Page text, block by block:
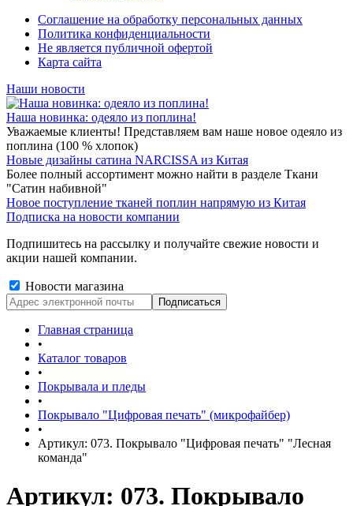
Соглашение на обработку персональных данных
Политика конфиденциальности
Не является публичной офертой
Карта сайта
Наши новости
Наша новинка: одеяло из поплина!
Уважаемые клиенты! Представляем вам наше новое одеяло из
поплина (100 % хлопок)
Новые дизайны сатина NARCISSA из Китая
Более полный ассортимент можно найти в разделе Ткани
"Сатин набивной"
Новое поступление тканей поплин напрямую из Китая
Подписка на новости компании
Подпишитесь на рассылку и получайте свежие новости и
акции нашей компании.
Новости магазина
Главная страница
•
Каталог товаров
•
Покрывала и пледы
•
Покрывало "Цифровая печать" (микрофайбер)
•
Артикул: 073. Покрывало "Цифровая печать" "Лесная
команда"
Артикул: 073. Покрывало